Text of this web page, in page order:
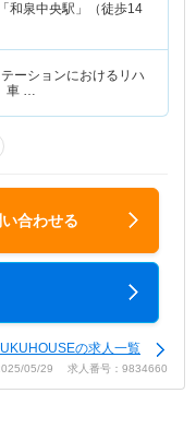
和泉中央駅」（徒歩14
ーションにおけるリハ
車 …
合わせる
の求人一覧
05/29 求人番号：9834660